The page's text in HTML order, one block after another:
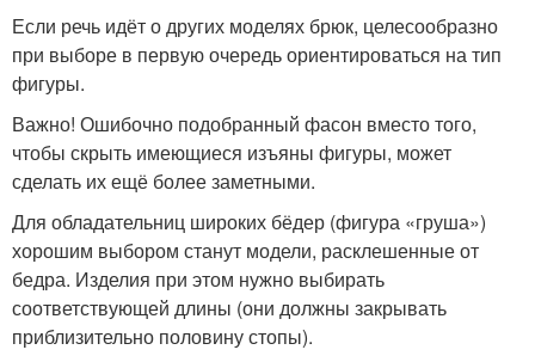
Если речь идёт о других моделях брюк, целесообразно
при выборе в первую очередь ориентироваться на тип
фигуры.
Важно! Ошибочно подобранный фасон вместо того,
чтобы скрыть имеющиеся изъяны фигуры, может
сделать их ещё более заметными.
Для обладательниц широких бёдер (фигура «груша»)
хорошим выбором станут модели, расклешенные от
бедра. Изделия при этом нужно выбирать
соответствующей длины (они должны закрывать
приблизительно половину стопы).